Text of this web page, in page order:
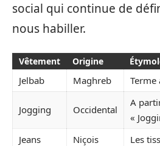
social qui continue de
nous habiller.
Vêtement Origine
Jelbab Maghreb Terme
Jogging Occidental
A
«
Jeans
Niçois Les